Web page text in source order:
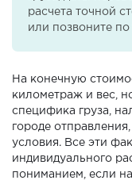
расчета точной
или позвоните
На конечную
километраж и вес,
специфика груза,
городе
условия. Все эти
индивидуального
пониманием, если